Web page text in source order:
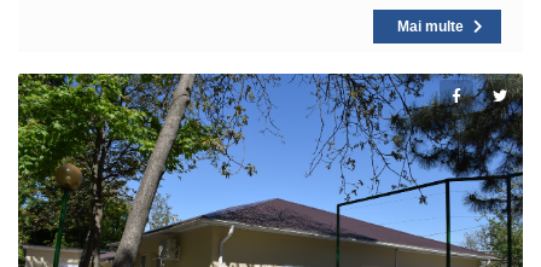
Mai multe